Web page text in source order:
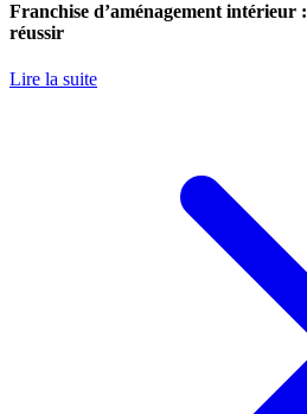
Franchise d’aménagement intérieur
réussir
Lire la suite